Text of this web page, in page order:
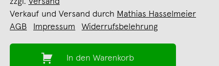
Verkauf und Versand durch Mathias Hasselmeier
AGB
Impressum Widerrufsbelehrung
In den Warenkorb